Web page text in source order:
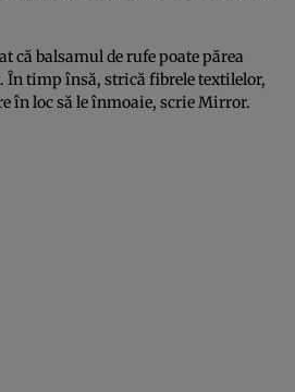
că balsamul de rufe poate părea
În timp însă, strică fibrele textilelor,
în loc să le înmoaie, scrie Mirror.